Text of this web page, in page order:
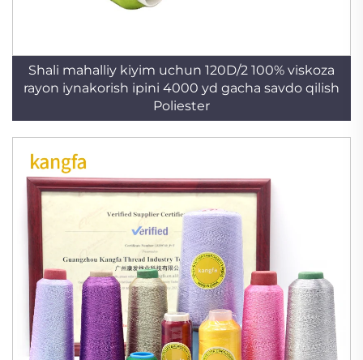
Shali mahalliy kiyim uchun 120D/2 100% viskoza
rayon iynakorish ipini 4000 yd gacha savdo qilish
Poliester